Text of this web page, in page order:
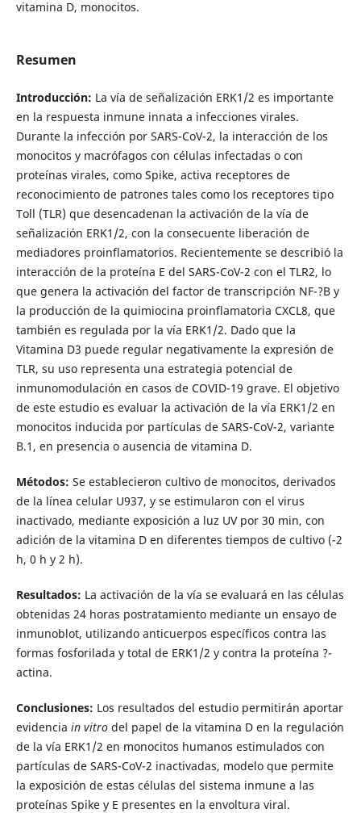
vitamina D, monocitos.
Resumen
Introducción: La vía de señalización ERK1/2 es importante
en la respuesta inmune innata a infecciones virales.
Durante la infección por SARS-CoV-2, la interacción de los
monocitos y macrófagos con células infectadas o con
proteínas virales, como Spike, activa receptores de
reconocimiento de patrones tales como los receptores tipo
Toll (TLR) que desencadenan la activación de la vía de
señalización ERK1/2, con la consecuente liberación de
mediadores proinflamatorios. Recientemente se describió la
interacción de la proteína E del SARS-CoV-2 con el TLR2, lo
que genera la activación del factor de transcripción NF-?B y
la producción de la quimiocina proinflamatoria CXCL8, que
también es regulada por la vía ERK1/2. Dado que la
Vitamina D3 puede regular negativamente la expresión de
TLR, su uso representa una estrategia potencial de
inmunomodulación en casos de COVID-19 grave. El objetivo
de este estudio es evaluar la activación de la vía ERK1/2 en
monocitos inducida por partículas de SARS-CoV-2, variante
B.1, en presencia o ausencia de vitamina D.
Métodos: Se establecieron cultivo de monocitos, derivados
de la línea celular U937, y se estimularon con el virus
inactivado, mediante exposición a luz UV por 30 min, con
adición de la vitamina D en diferentes tiempos de cultivo (-2
h, 0 h y 2 h).
Resultados: La activación de la vía se evaluará en las células
obtenidas 24 horas postratamiento mediante un ensayo de
inmunoblot, utilizando anticuerpos específicos contra las
formas fosforilada y total de ERK1/2 y contra la proteína ?-
actina.
Conclusiones: Los resultados del estudio permitirán aportar
evidencia in vitrodel papel de la vitamina D en la regulación
de la vía ERK1/2 en monocitos humanos estimulados con
partículas de SARS-CoV-2 inactivadas, modelo que permite
la exposición de estas células del sistema inmune a las
proteínas Spike y E presentes en la envoltura viral.